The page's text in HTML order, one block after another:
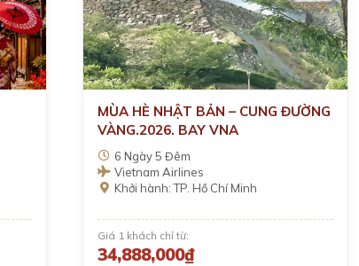
MÙA HÈ NHẬT BẢN – CUNG ĐƯỜNG
VÀNG.2026. BAY VNA
6 Ngày 5 Đêm
Vietnam Airlines
Khởi hành: TP. Hồ Chí Minh
Giá 1 khách chỉ từ:
34,888,000₫